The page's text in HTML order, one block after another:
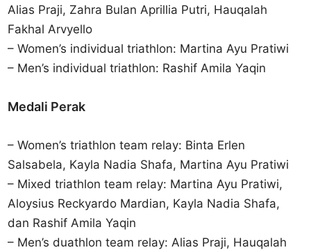
Alias Praji, Zahra Bulan Aprillia Putri, Hauqalah
Fakhal Arvyello
– Women’s individual triathlon: Martina Ayu Pratiwi
– Men’s individual triathlon: Rashif Amila Yaqin
Medali Perak
– Women’s triathlon team relay: Binta Erlen
Salsabela, Kayla Nadia Shafa, Martina Ayu Pratiwi
– Mixed triathlon team relay: Martina Ayu Pratiwi,
Aloysius Reckyardo Mardian, Kayla Nadia Shafa,
dan Rashif Amila Yaqin
– Men’s duathlon team relay: Alias Praji, Hauqalah